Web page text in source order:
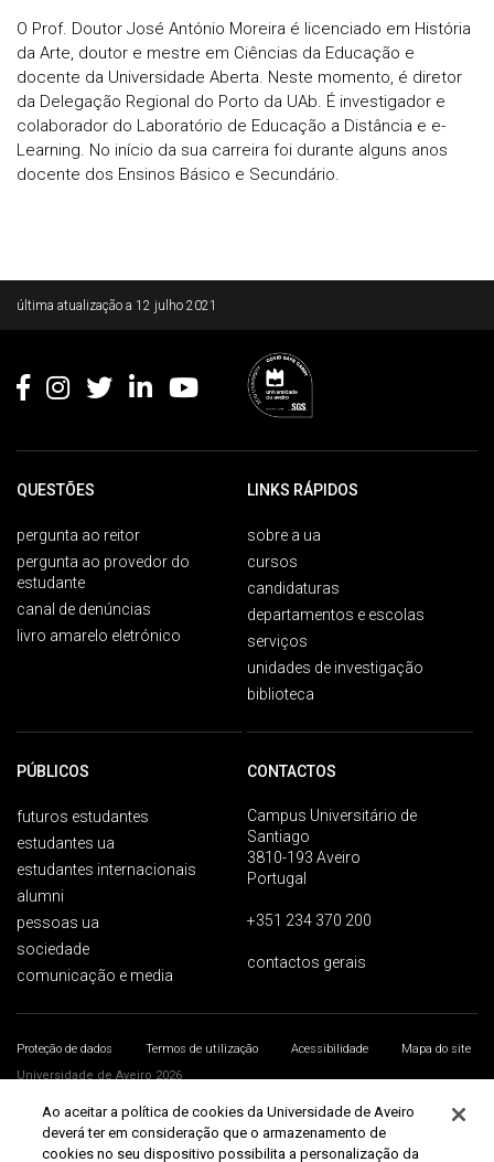
O Prof. Doutor José António Moreira é licenciado em História
da Arte, doutor e mestre em Ciências da Educação e
docente da Universidade Aberta. Neste momento, é diretor
da Delegação Regional do Porto da UAb. É investigador e
colaborador do Laboratório de Educação a Distância e e-
Learning. No início da sua carreira foi durante alguns anos
docente dos Ensinos Básico e Secundário.
última atualização a 12 julho 2021
QUESTÕES
pergunta ao reitor
pergunta ao provedor do
estudante
canal de denúncias
livro amarelo eletrónico
LINKS RÁPIDOS
sobre a ua
cursos
candidaturas
departamentos e escolas
serviços
unidades de investigação
biblioteca
PÚBLICOS
futuros estudantes
estudantes ua
estudantes internacionais
alumni
pessoas ua
sociedade
comunicação e media
CONTACTOS
Campus Universitário de
Santiago
3810-193 Aveiro
Portugal
+351 234 370 200
contactos gerais
Proteção de dados Termos de utilização Acessibilidade
Mapa do site
Universidade de Aveiro 2026
Ao aceitar a política de cookies da Universidade de Aveiro
deverá ter em consideração que o armazenamento de
cookies no seu dispositivo possibilita a personalização da